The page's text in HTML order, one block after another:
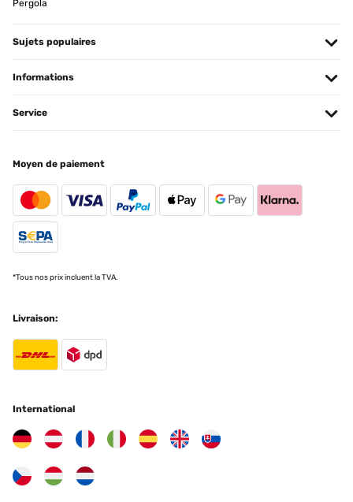
Traduire
11/01/2025
Utilisateur d'Amazon
Traduire
Pour y mettre des Diamond Painting ! Très bon rapport qualité/prix ️
Utilisateur d'Amazon
Empfehlenswert.
Traduire
Pergola
Sujets populaires
Informations
Service
Moyen de paiement
*Tous nos prix incluent la TVA.
Livraison:
International